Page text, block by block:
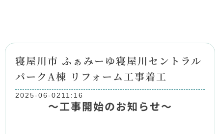
寝屋川市 ふぁみーゆ寝屋川セントラル
パークA棟 リフォーム工事着工
2025-06-02 11:16
～工事開始のお知らせ～